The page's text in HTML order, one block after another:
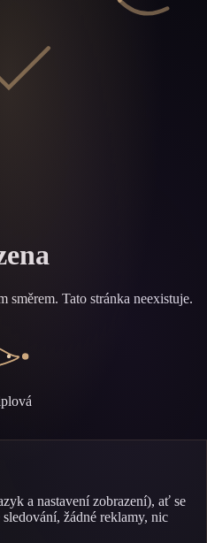
směrem. Tato stránka neexistuje.
a nastavení zobrazení), ať se
žádné reklamy, nic